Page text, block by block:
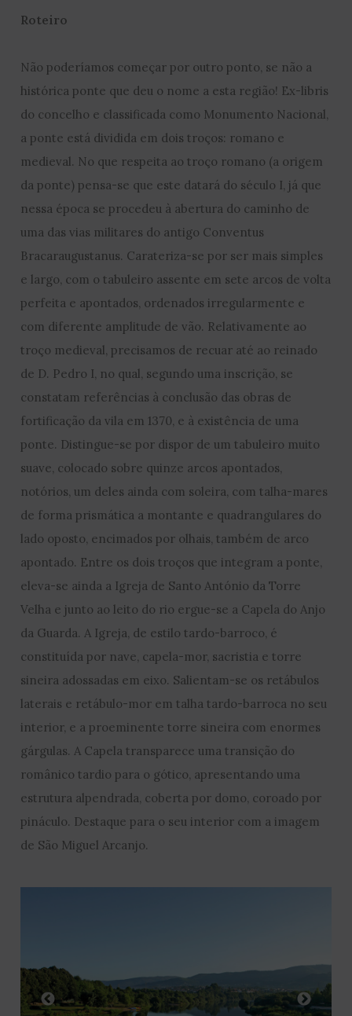
Roteiro
Não poderíamos começar por outro ponto, se não a
histórica ponte que deu o nome a esta região! Ex-libris
do concelho e classificada como Monumento Nacional,
a ponte está dividida em dois troços: romano e
medieval. No que respeita ao troço romano (a origem
da ponte) pensa-se que este datará do século I, já que
nessa época se procedeu à abertura do caminho de
uma das vias militares do antigo Conventus
Bracaraugustanus. Carateriza-se por ser mais simples
e largo, com o tabuleiro assente em sete arcos de volta
perfeita e apontados, ordenados irregularmente e
com diferente amplitude de vão. Relativamente ao
troço medieval, precisamos de recuar até ao reinado
de D. Pedro I, no qual, segundo uma inscrição, se
constatam referências à conclusão das obras de
fortificação da vila em 1370, e à existência de uma
ponte. Distingue-se por dispor de um tabuleiro muito
suave, colocado sobre quinze arcos apontados,
notórios, um deles ainda com soleira, com talha-mares
de forma prismática a montante e quadrangulares do
lado oposto, encimados por olhais, também de arco
apontado. Entre os dois troços que integram a ponte,
eleva-se ainda a Igreja de Santo António da Torre
Velha e junto ao leito do rio ergue-se a Capela do Anjo
da Guarda. A Igreja, de estilo tardo-barroco, é
constituída por nave, capela-mor, sacristia e torre
sineira adossadas em eixo. Salientam-se os retábulos
laterais e retábulo-mor em talha tardo-barroca no seu
interior, e a proeminente torre sineira com enormes
gárgulas. A Capela transparece uma transição do
românico tardio para o gótico, apresentando uma
estrutura alpendrada, coberta por domo, coroado por
pináculo. Destaque para o seu interior com a imagem
de São Miguel Arcanjo.